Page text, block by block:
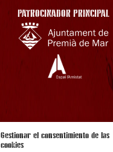
Gestionar el consentimiento de las
cookies
PATROCINADOR PRINCIPAL
AMB EL SUPORT